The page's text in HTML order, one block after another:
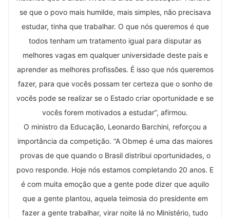
se que o povo mais humilde, mais simples, não precisava
estudar, tinha que trabalhar. O que nós queremos é que
todos tenham um tratamento igual para disputar as
melhores vagas em qualquer universidade deste país e
aprender as melhores profissões. É isso que nós queremos
fazer, para que vocês possam ter certeza que o sonho de
vocês pode se realizar se o Estado criar oportunidade e se
vocês forem motivados a estudar”, afirmou.
O ministro da Educação, Leonardo Barchini, reforçou a
importância da competição. “A Obmep é uma das maiores
provas de que quando o Brasil distribui oportunidades, o
povo responde. Hoje nós estamos completando 20 anos. E
é com muita emoção que a gente pode dizer que aquilo
que a gente plantou, aquela teimosia do presidente em
fazer a gente trabalhar, virar noite lá no Ministério, tudo